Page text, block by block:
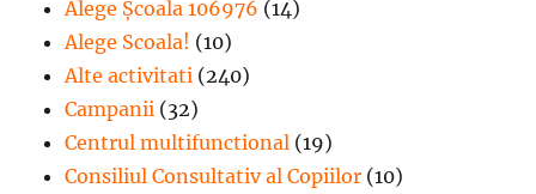
Alege Școala 106976 (14)
Alege Scoala! (10)
Alte activitati (240)
Campanii (32)
Centrul multifunctional (19)
Consiliul Consultativ al Copiilor (10)